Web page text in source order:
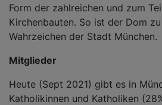
Form der zahlreichen und zum
Kirchenbauten. So ist der Dom
Wahrzeichen der Stadt München.
Mitglieder
Heute (Sept 2021) gibt es in
Katholikinnen und Katholiken